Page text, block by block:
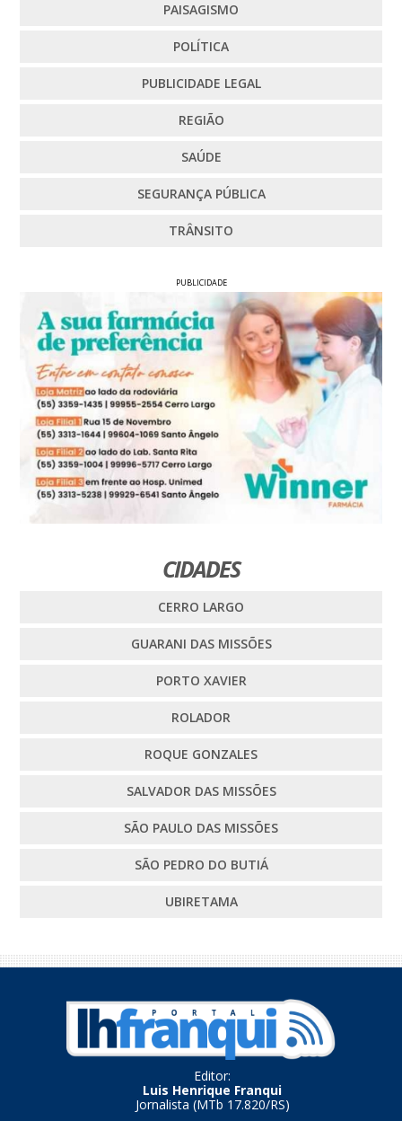
PAISAGISMO
POLÍTICA
PUBLICIDADE LEGAL
REGIÃO
SAÚDE
SEGURANÇA PÚBLICA
TRÂNSITO
PUBLICIDADE
CIDADES
CERRO LARGO
GUARANI DAS MISSÕES
PORTO XAVIER
ROLADOR
ROQUE GONZALES
SALVADOR DAS MISSÕES
SÃO PAULO DAS MISSÕES
SÃO PEDRO DO BUTIÁ
UBIRETAMA
Editor:
Luis Henrique Franqui
Jornalista (MTb 17.820/RS)